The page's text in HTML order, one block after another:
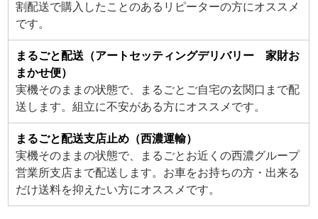
割配送で購入したことのあるリピーターの方にオススメ
です。
まるごと配送（アートセッティングデリバリー 家財お
まかせ便）
実機そのままの状態で、まるごとご自宅の玄関口まで配
送します。組立に不安がある方にオススメです。
まるごと配送支店止め（西濃運輸）
実機そのままの状態で、まるごとお近くの西濃グループ
営業所支店まで配送します。お車をお持ちの方・出来る
だけ送料を抑えたい方にオススメです。